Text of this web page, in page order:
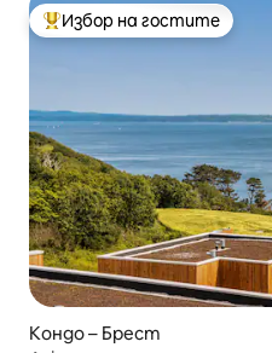
Най-популярен избор на
Избор на гостите
Кондо – Брест